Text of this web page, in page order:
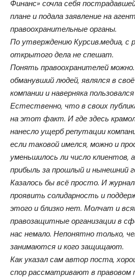
Финанс» сочла себя
плане и подала заявление на
правоохранительные органы.
По утверждению Курсив.медиа, с
открытого дела не спешат.
Понять правоохранителей
обманувший людей, являлся в
компании и наверняка
Естественно, что в своих
на этот факт. И где здесь
нанесло ущерб репутации
если таковой имелся, можно и
уменьшилось ли число клиентов,
прибыль за прошлый и нынешний
Казалось бы всё просто. И
проявить солидарность и
этого и близко нет. Молчат и
правозащитные организации в
нас немало. Непонятно только,
занимаются и кого защищают.
Как указал сам автор поста,
спор рассматривают в